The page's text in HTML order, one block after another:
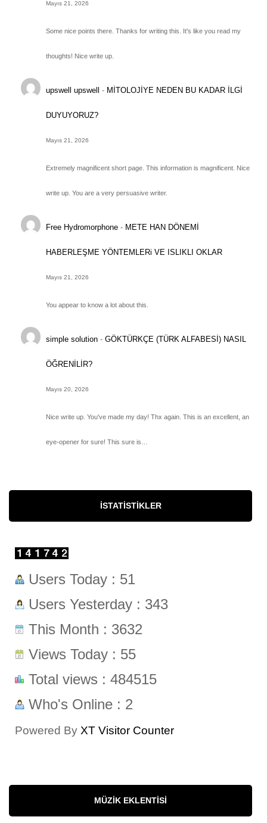
Mayıs 21, 2026
Some nice points there. Thanks for writing this. It's like you read my
thoughts! Nice write up.
upswell upswell - MİTOLOJİYE NEDEN BU KADAR İLGİ
DUYUYORUZ?
Mayıs 21, 2026
Extremely magnificent short page. This information is magnificent. Nice
write up. You are a very persuasive writer.
Free Hydromorphone - METE HAN DÖNEMİ
HABERLEŞME YÖNTEMLERi VE ISLIKLI OKLAR
Mayıs 21, 2026
You appear to know a lot about this.
simple solution -GÖKTÜRKÇE (TÜRK ALFABESİ) NASIL
ÖĞRENİLİR?
Mayıs 20, 2026
Nice write up. You've made my day! Thx again. This is an excellent, an
eye-opener for sure! This sure is…
İSTATISTIKLER
Users Today : 51
Users Yesterday : 343
This Month : 3632
Views Today : 55
Total views : 484515
Who's Online : 2
Powered By XT Visitor Counter
MÜZIK EKLENTISI